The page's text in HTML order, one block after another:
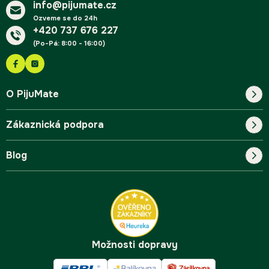
info@pijumate.cz
Ozveme se do 24h
+420 737 676 227
(Po-Pá: 8:00 - 16:00)
O PijuMate
Náš příběh
Zákaznická podpora
Kontakt
Blog
Možnosti dopravy